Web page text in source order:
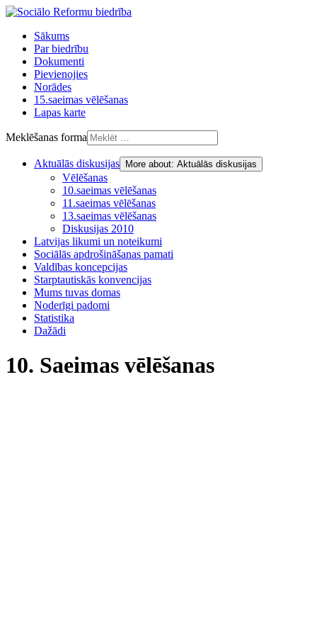
Sākums
Par biedrību
Dokumenti
Pievienojies
Norādes
15.saeimas vēlēšanas
Lapas karte
Meklēšanas forma
Aktuālās diskusijas More about: Aktuālās diskusijas
Vēlēšanas
10.saeimas vēlēšanas
11.saeimas vēlēšanas
13.saeimas vēlēšanas
Diskusijas 2010
Latvijas likumi un noteikumi
Sociālās apdrošināšanas pamati
Valdības koncepcijas
Starptautiskās konvencijas
Mums tuvas domas
Noderīgi padomi
Statistika
Dažādi
10. Saeimas vēlēšanas